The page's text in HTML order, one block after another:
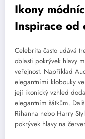
Ikony
Inspirace od
Celebrita často udává
oblasti pokrývek hlavy
veřejnost. Například
elegantními klobouky
její ikonický vzhled
elegantním šátkům.
Rihanna nebo Harry
pokrývek hlavy na